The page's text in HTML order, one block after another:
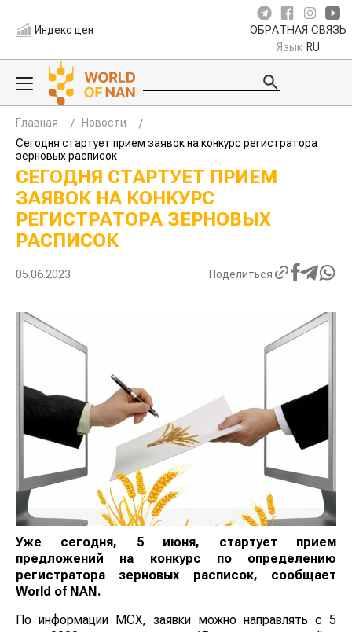
Индекс цен ОБРАТНАЯ СВЯЗЬ
Язык RU
Главная
Новости
Сегодня стартует прием заявок на конкурс регистратора
зерновых расписок
СЕГОДНЯ СТАРТУЕТ ПРИЕМ
ЗАЯВОК НА КОНКУРС
РЕГИСТРАТОРА ЗЕРНОВЫХ
РАСПИСОК
05.06.2023 Поделиться
Уже сегодня, 5 июня, стартует прием
предложений на конкурс по определению
регистратора зерновых расписок, сообщает
World of NAN .
По информации МСХ, заявки можно направлять с 5